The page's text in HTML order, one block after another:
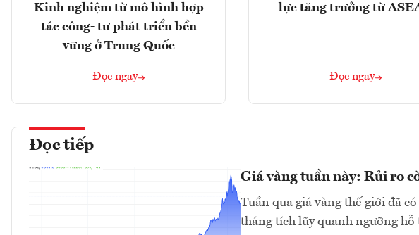
Kinh nghiệm từ mô hình hợp
tác công- tư phát triển bền
vững ở Trung Quốc
Đọc ngay
lực tăng trưởng từ
Đọc ngay
Đọc tiếp
Giá vàng tuần này: Rủi ro
Tuần qua giá vàng thế giới đã
tháng tích lũy quanh ngưỡng